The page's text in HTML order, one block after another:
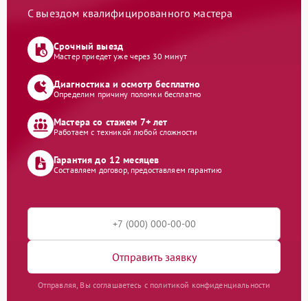
С выездом квалифицированного мастера
Срочный выезд
Мастер приедет уже через 30 минут
Диагностика и осмотр бесплатно
Определим причину поломки бесплатно
Мастера со стажем 7+ лет
Работаем с техникой любой сложности
Гарантия до 12 месяцев
Составляем договор, предоставляем гарантию
Отправить заявку
Отправляя, Вы соглашаетесь с политикой конфиденциальности